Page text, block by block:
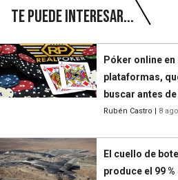
Te puede interesar...
Póker online
plataformas,
buscar antes
Rubén Castro | 8
El cuello de
produce el 99